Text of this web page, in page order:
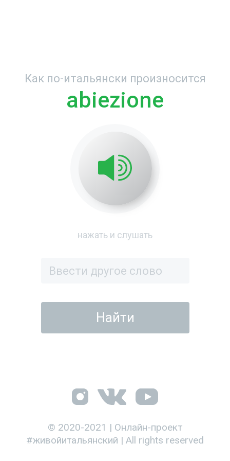
Как по-итальянски произносится
abiezione
нажать и слушать
© 2020-2021 | Онлайн-проект
#живойитальянский | All rights reserved